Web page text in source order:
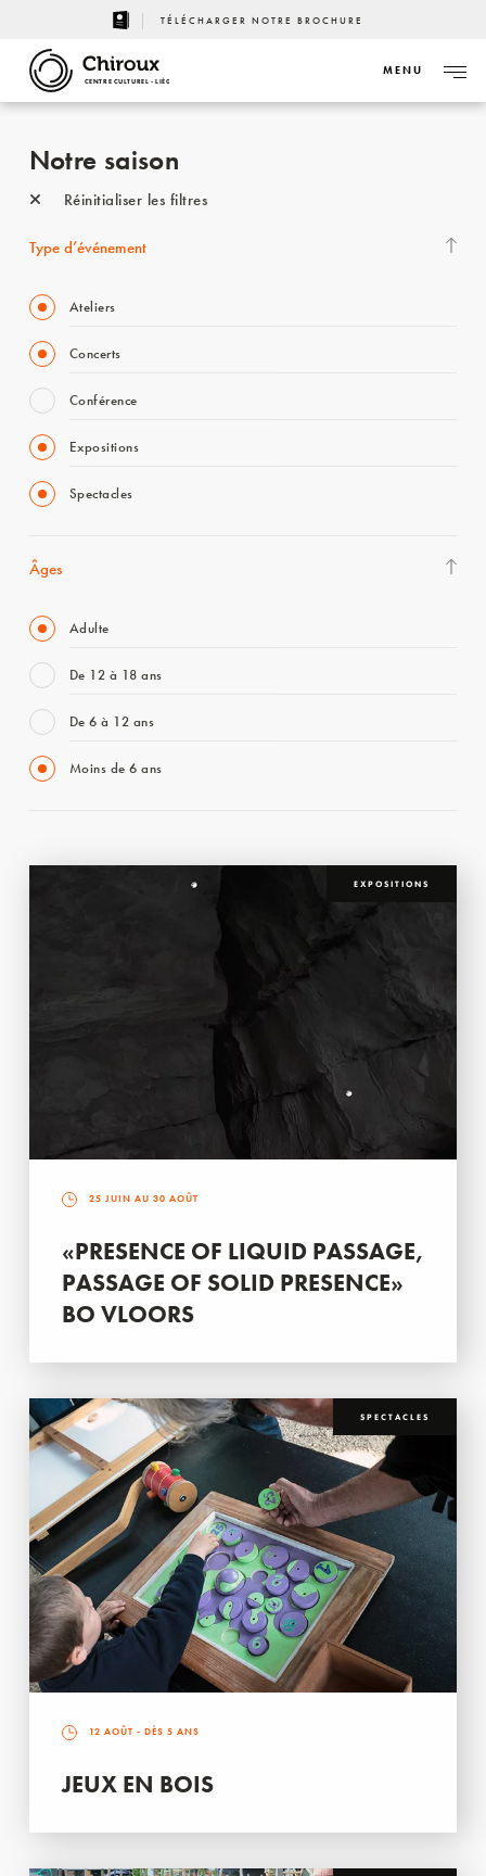
TÉLÉCHARGER NOTRE BROCHURE
CENTRE CULTUREL - LIÈGE
MENU
Notre saison
Réinitialiser les filtres
Type d’événement
Ateliers
Concerts
Conférence
Expositions
Spectacles
Âges
Adulte
De 12 à 18 ans
De 6 à 12 ans
Moins de 6 ans
EXPOSITIONS
25 JUIN AU 30 AOÛT
«PRESENCE OF LIQUID PASSAGE,
PASSAGE OF SOLID PRESENCE»
BO VLOORS
SPECTACLES
12 AOÛT - DÈS 5 ANS
JEUX EN BOIS